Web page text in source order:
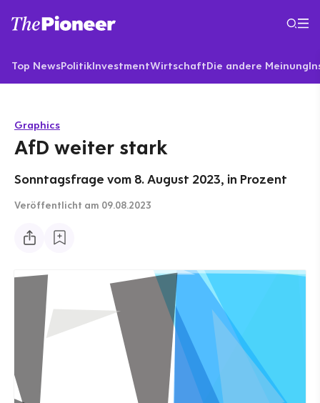
Top NewsPolitikInvestmentWirtschaftDie andere Meinung
Graphics
AfD weiter stark
Sonntagsfrage vom 8. August 2023, in Prozent
Veröffentlicht am 09.08.2023